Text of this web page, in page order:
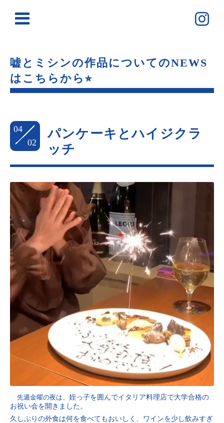
嘘とミシンの作品についてのNEWS
はこちらから⭐︎
04
02
パンケーキとハイジクラ
ッチ
先週金曜の夜は、 姪っ子を囲んでイタリア料理店で大学合格の
お祝い会を開きました。
久しぶりの外食は何を食べてもおいしく、ワインを少し飲みすぎ